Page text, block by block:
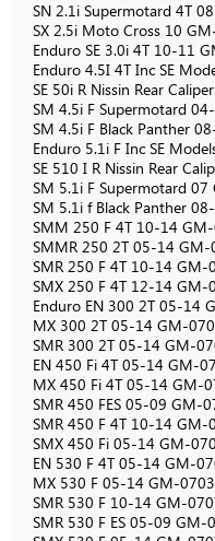
SN 2.1i Supermotard 4T
SX 2.5i Moto Cross 10
Enduro SE 3.0i 4T 10-11
Enduro 4.5I 4T Inc SE
SE 50i R Nissin Rear
SM 4.5i F Supermotard
SM 4.5i F Black Panther
Enduro 5.1i F Inc SE
SE 510 I R Nissin Rear
SM 5.1i F Supermotard
SM 5.1i f Black Panther
SMM 250 F 4T 10-14
SMMR 250 2T 05-14
SMR 250 F 4T 10-14
SMX 250 F 4T 12-14
Enduro EN 300 2T 05-14
MX 300 2T 05-14 GM-
SMR 300 2T 05-14 GM-
EN 450 Fi 4T 05-14 GM-
MX 450 Fi 4T 05-14 GM-
SMR 450 FES 05-09 GM-
SMR 450 F 4T 10-14
SMX 450 Fi 05-14 GM-
EN 530 F 4T 05-14 GM-
MX 530 F 05-14 GM-
SMR 530 F 10-14 GM-
SMR 530 F ES 05-09